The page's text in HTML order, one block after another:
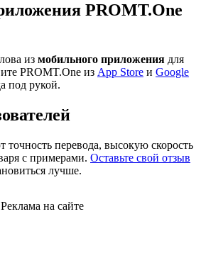
PROMT.One
из мобильного приложения для
PROMT.One из App Store и Google
под рукой.
точность перевода, высокую скорость
с примерами. Оставьте свой отзыв
лучше.
Реклама на сайте